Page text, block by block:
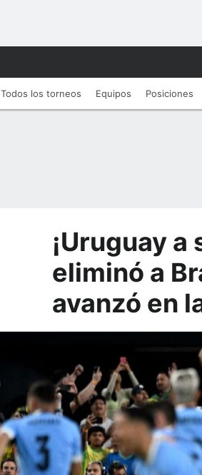
Todos los torneos Equipos Posiciones
¡Uruguay
eliminó a
avanzó en